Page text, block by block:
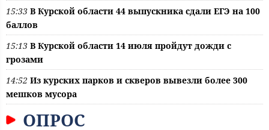
15:33 В Курской области 44 выпускника сдали ЕГЭ на 100
баллов
15:13 В Курской области 14 июля пройдут дожди с
грозами
14:52 Из курских парков и скверов вывезли более 300
мешков мусора
ОПРОС